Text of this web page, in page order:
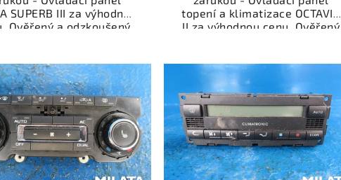
SUPERB III za výhodnou
Ověřený a odzkoušený
pro váš vůz.
a funkční autodíl z
připravený k
Nabízíme osobní
nebo rychlé doručení
shop. Samozřejmostí je
vrácení peněz v
nespokojenosti.
topení a klimatizace OCTAVIA
II za výhodnou cenu. Ověřený
přístroje a příslušenství pro
váš vůz. Ověřený a funkční
autodíl z vrakoviště,
připravený k montáži.
Nabízíme osobní odběr nebo
rychlé doručení přes e-shop.
Samozřejmostí je garance
vrácení peněz v případě
nespokojenosti.